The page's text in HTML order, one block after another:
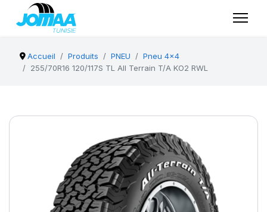
Accueil Produits PNEU
Pneu 4x4
255/70R16 120/117S TL All Terrain T/A KO2 RWL